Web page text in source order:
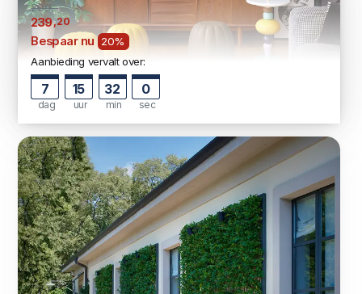
299,-
239,20
Bespaar nu
20%
Aanbieding vervalt over:
7
dag
15
uur
31
min
59
sec